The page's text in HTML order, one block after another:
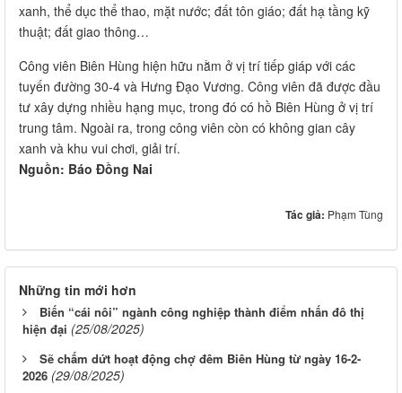
xanh, thể dục thể thao, mặt nước; đất tôn giáo; đất hạ tầng kỹ
thuật; đất giao thông…
Công viên Biên Hùng hiện hữu nằm ở vị trí tiếp giáp với các
tuyến đường 30-4 và Hưng Đạo Vương. Công viên đã được đầu
tư xây dựng nhiều hạng mục, trong đó có hồ Biên Hùng ở vị trí
trung tâm. Ngoài ra, trong công viên còn có không gian cây
xanh và khu vui chơi, giải trí.
Nguồn: Báo Đồng Nai
Tác giả: Phạm Tùng
Những tin mới hơn
Biến “cái nôi” ngành công nghiệp thành điểm nhấn đô thị
hiện đại (25/08/2025)
Sẽ chấm dứt hoạt động chợ đêm Biên Hùng từ ngày 16-2-
2026 (29/08/2025)